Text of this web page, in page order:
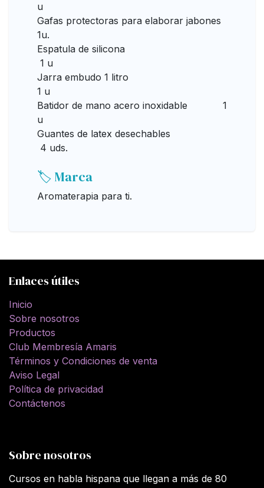
u
Gafas protectoras para elaborar jabones
1u.
Espatula de silicona
1 u
Jarra embudo 1 litro
1 u
Batidor de mano acero inoxidable 1
u
Guantes de latex desechables
4 uds.
🏷️ Marca
Aromaterapia para ti.
Enlaces útiles
Inicio
Sobre nosotros
Productos
Club Membresía Amaris
Términos y Condiciones de venta
Aviso Legal
Política de privacidad
Contáctenos
Sobre nosotros
Cursos en habla hispana que llegan a más de 80